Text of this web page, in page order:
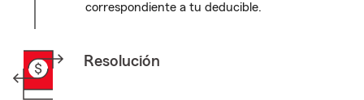
correspondiente a tu deducible.
Resolución